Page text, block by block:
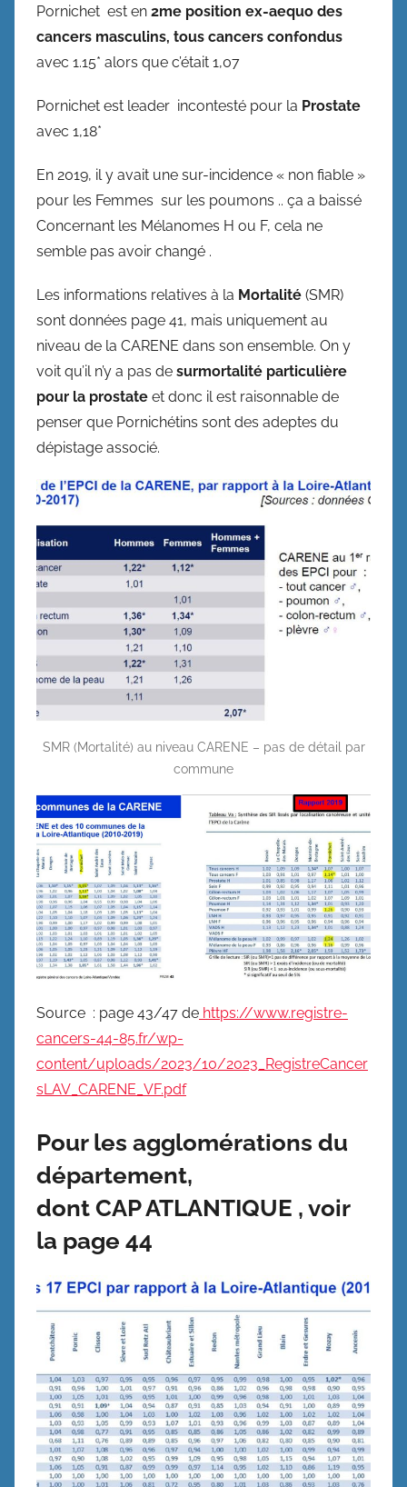
Pornichet est en 2me position ex-aequo des
cancers masculins, tous cancers confondus
avec 1.15* alors que c’était 1,07
Pornichet est leader incontesté pour la Prostate
avec 1,18*
En 2019, il y avait une sur-incidence « non fiable »
pour les Femmes sur les poumons .. ça a baissé
Concernant les Mélanomes H ou F, cela ne
semble pas avoir changé .
Les informations relatives à la Mortalité (SMR)
sont données page 41, mais uniquement au
niveau de la CARENE dans son ensemble. On y
voit qu’il n’y a pas de surmortalité particulière
pour la prostate et donc il est raisonnable de
penser que Pornichétins sont des adeptes du
dépistage associé.
SMR (Mortalité) au niveau CARENE – pas de détail par
commune
Source : page 43/47 de https://www.registre-
cancers-44-85.fr/wp-
content/uploads/2023/10/2023_RegistreCancer
sLAV_CARENE_VF.pdf
Pour les agglomérations du
département,
dont CAP ATLANTIQUE , voir
la page 44